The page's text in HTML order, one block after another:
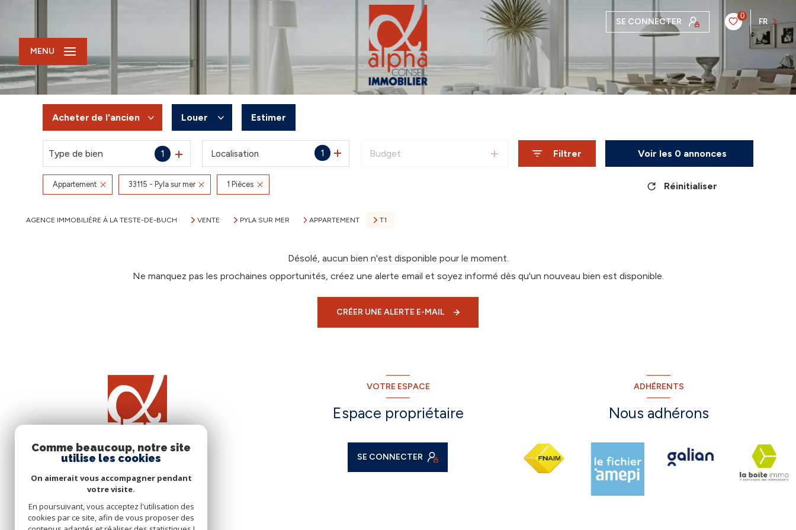
SE CONNECTER
0
FR
MENU
Acheter de l'ancien
De l'ancien
Du neuf
Louer
à l'année
De l'immo pro
Estimer
Type de bien 1 1
Localisation Budget Filtrer Voir les 0 annonces
Appartement 33115 - Pyla sur mer 1 Pièces Réinitialiser
AGENCE IMMOBILIÈRE À LA TESTE-DE-BUCH VENTE PYLA SUR MER APPARTEMENT T1
Désolé, aucun bien n'est disponible pour le moment.
Ne manquez pas les prochaines opportunités, créez une alerte email et soyez informé dès qu'un nouveau bien est disponible.
CRÉER UNE ALERTE E-MAIL
VOTRE ESPACE
Espace propriétaire
SE CONNECTER
ADHÉRENTS
Nous adhérons
Comme beaucoup, notre site
utilise les cookies
On aimerait vous accompagner pendant
votre visite.
En poursuivant, vous acceptez l'utilisation des
cookies par ce site, afin de vous proposer des